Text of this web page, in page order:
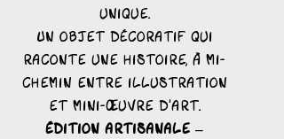
unique.
Un objet décoratif qui
raconte une histoire, à mi-
chemin entre illustration
et mini-œuvre d’art.
Édition artisanale –